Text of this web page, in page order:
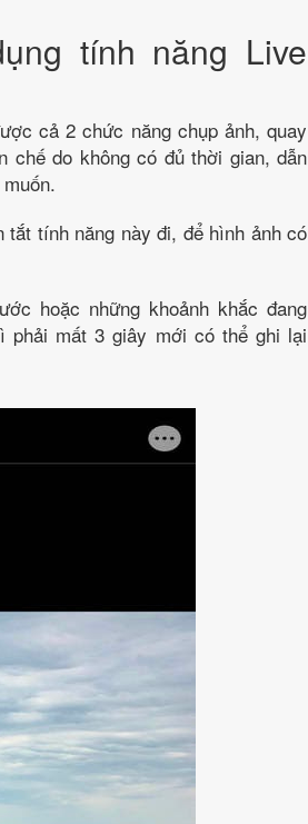
tính năng Live
cả 2 chức năng chụp ảnh, quay
chế do không có đủ thời gian, dẫn
tính năng này đi, để hình ảnh có
hoặc những khoảnh khắc đang
phải mất 3 giây mới có thể ghi lại